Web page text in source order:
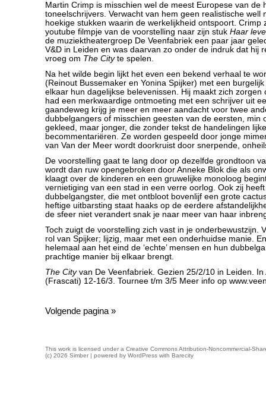
Martin Crimp is misschien wel de meest Europese van de
toneelschrijvers. Verwacht van hem geen realistische well
hoekige stukken waarin de werkelijkheid ontspoort. Crimp
youtube filmpje van de voorstelling naar zijn stuk Haar
de muziektheatergroep De Veenfabriek een paar jaar
V&D in Leiden en was daarvan zo onder de indruk dat hij
vroeg om The Cityte spelen.
Na het wilde begin lijkt het even een bekend verhaal te
(Reinout Bussemaker en Yonina Spijker) met een
elkaar hun dagelijkse belevenissen. Hij maakt zich zorgen
had een merkwaardige ontmoeting met een schrijver uit
gaandeweg krijg je meer en meer aandacht voor twee
dubbelgangers of misschien geesten van de eersten, min
gekleed, maar jonger, die zonder tekst de handelingen
becommentariëren. Ze worden gespeeld door jonge
van Van der Meer wordt doorkruist door snerpende,
De voorstelling gaat te lang door op dezelfde grondtoon
wordt dan ruw opengebroken door Anneke Blok die als
klaagt over de kinderen en een gruwelijke monoloog
vernietiging van een stad in een verre oorlog. Ook zij
dubbelgangster, die met ontbloot bovenlijf een grote
heftige uitbarsting staat haaks op de eerdere
de sfeer niet verandert snak je naar meer van haar
Toch zuigt de voorstelling zich vast in je onderbewustzijn.
rol van Spijker; lijzig, maar met een onderhuidse manie.
helemaal aan het eind de ‘echte’ mensen en hun
prachtige manier bij elkaar brengt.
The Cityvan De Veenfabriek. Gezien 25/2/10 in Leiden. In
(Frascati) 12-16/3. Tournee t/m 3/5 Meer info op
Volgende pagina »
This work is licensed under a Creative Commons Attribution-Noncommercial-
(c) 2026 Simber | powered by WordPress with Barecity